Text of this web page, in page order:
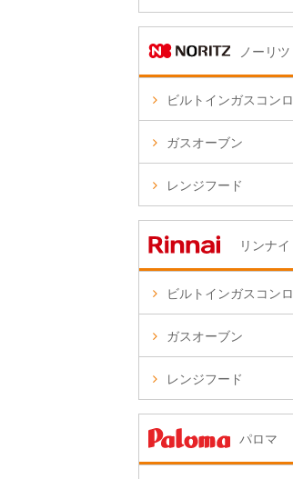
ノーリツ
ビルトインガスコンロ
ガスオーブン
レンジフード
リンナイ
ビルトインガスコンロ
ガスオーブン
レンジフード
パロマ